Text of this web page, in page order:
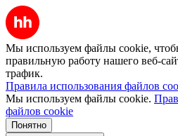
Мы используем файлы cookie,
правильную работу нашего веб-
трафик.
Правила использования файлов
Мы используем файлы cookie.
файлов cookie
Понятно